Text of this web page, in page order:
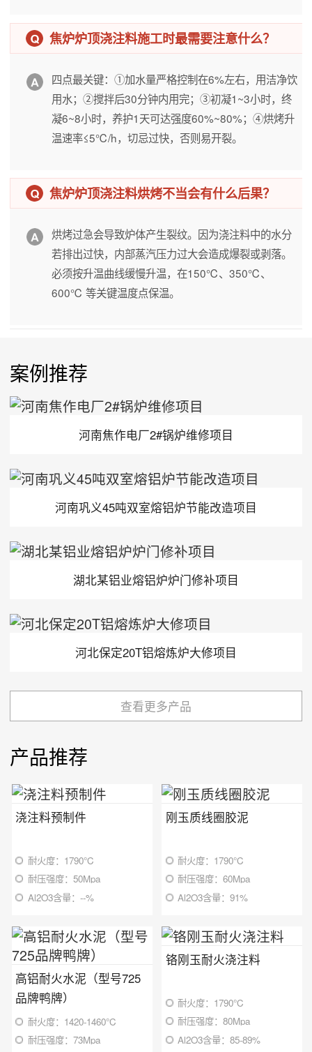
焦炉炉顶浇注料施工时最需要注意什么？
四点最关键：①加水量严格控制在6%左右，用洁净饮
用水；②搅拌后30分钟内用完；③初凝1~3小时，终
凝6~8小时，养护1天可达强度60%~80%；④烘烤升
温速率≤5℃/h，切忌过快，否则易开裂。
焦炉炉顶浇注料烘烤不当会有什么后果？
烘烤过急会导致炉体产生裂纹。因为浇注料中的水分
若排出过快，内部蒸汽压力过大会造成爆裂或剥落。
必须按升温曲线缓慢升温，在150℃、350℃、
600℃ 等关键温度点保温。
案例推荐
河南焦作电厂2#锅炉维修项目
河南巩义45吨双室熔铝炉节能改造项目
湖北某铝业熔铝炉炉门修补项目
河北保定20T铝熔炼炉大修项目
查看更多产品
产品推荐
浇注料预制件
耐火度：1790℃
耐压强度：50Mpa
Al2O3含量：--%
刚玉质线圈胶泥
耐火度：1790℃
耐压强度：60Mpa
Al2O3含量：91%
高铝耐火水泥（型号725
品牌鸭牌）
耐火度：1420-1460℃
耐压强度：73Mpa
铬刚玉耐火浇注料
耐火度：1790℃
耐压强度：80Mpa
Al2O3含量：85-89%